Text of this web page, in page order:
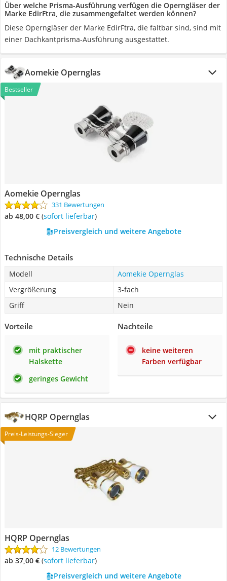
Über welche Prisma-Ausführung verfügen die Operngläser der
Marke EdirFtra, die zusammengefaltet werden können?
Diese Operngläser der Marke EdirFtra, die faltbar sind, sind mit
einer Dachkantprisma-Ausführung ausgestattet.
Aomekie Opernglas
Bestseller
Aomekie Opernglas
331 Bewertungen
ab 48,00 € ( Sofort lieferbar)
Preisvergleich und weitere Angebote
Technische Details
Modell
Aomekie Opernglas
Vergrößerung
3-fach
Griff
Nein
Vorteile
mit praktischer
Halskette
geringes Gewicht
Nachteile
keine weiteren
Farben verfügbar
HQRP Opernglas
Preis-Leistungs-Sieger
HQRP Opernglas
12 Bewertungen
ab 37,00 € ( Sofort lieferbar)
Preisvergleich und weitere Angebote